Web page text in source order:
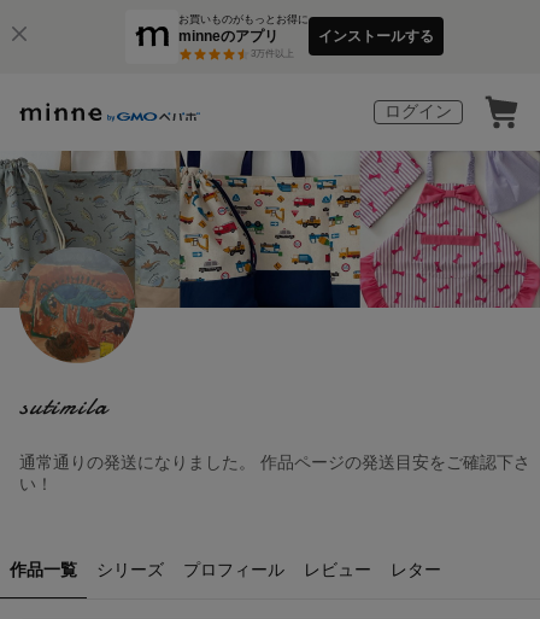
お買いものがもっとお得に
minneのアプリ
3万件以上
インストールする
ログイン
sutimila
通常通りの発送になりました。 作品ページの発送目安をご確認下さ
い！
作品一覧 シリーズ プロフィール レビュー レター